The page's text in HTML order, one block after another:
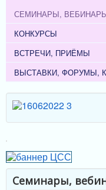
СЕМИНАРЫ,
КОНКУРСЫ
ВСТРЕЧИ, ПРИЁМЫ
ВЫСТАВКИ, ФОРУМЫ,
Семинары,